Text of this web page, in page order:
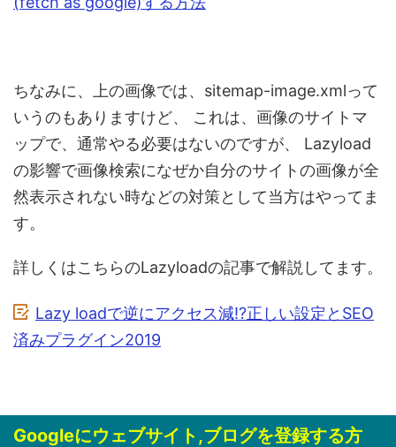
ちなみに、上の画像では、sitemap-image.xmlって
いうのもありますけど、
これは、画像のサイトマ
ップで、通常やる必要はないのですが、
Lazyload
の影響で画像検索になぜか自分のサイトの画像が全
然表示されない時などの対策として当方はやってま
す。
詳しくはこちらのLazyloadの記事で解説してます。
Lazy loadで逆にアクセス減!?正しい設定とSEO
済みプラグイン2019
Googleにウェブサイト,ブログを登録する方